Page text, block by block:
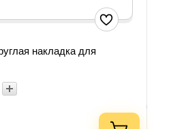
накладка для